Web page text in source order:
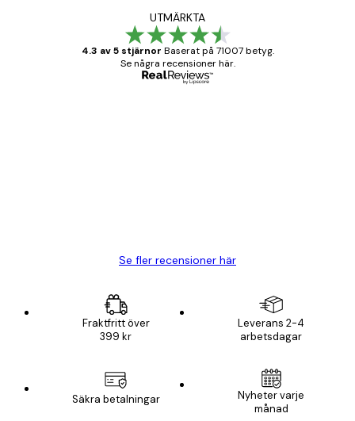
UTMÄRKTA
4.3 av 5 stjärnor Baserat på 71007 betyg.
Se några recensioner här.
Se fler recensioner här
Fraktfritt över
399 kr
Leverans 2-4
arbetsdagar
Säkra betalningar
Nyheter varje
månad